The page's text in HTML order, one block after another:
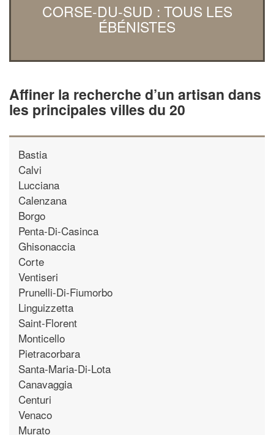
CORSE-DU-SUD : TOUS LES
ÉBÉNISTES
Affiner la recherche d’un artisan dans
les principales villes du 20
Bastia
Calvi
Lucciana
Calenzana
Borgo
Penta-Di-Casinca
Ghisonaccia
Corte
Ventiseri
Prunelli-Di-Fiumorbo
Linguizzetta
Saint-Florent
Monticello
Pietracorbara
Santa-Maria-Di-Lota
Canavaggia
Centuri
Venaco
Murato